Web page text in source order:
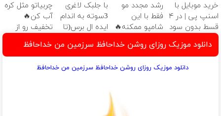
فروشگاهت رو
ثبت کن
امشب)
خرید موبایل با
اسنپ پی | در ۴
قسط بدون سود
و کارمزد!
رشد مجدد مو
فقط با این
شامپو ممکنه🔥
جام جهانی)
با جلبک لاغری
3سوته به اندام
ایده ال برس(تا
ویژه)
چربیاتو مثل کره
آب کن🔥
تخفیف رو از
دانلود موزیک روزای روشن خداحافظ سرزمین من خداحافظ
دانلود موزیک روزای روشن خداحافظ سرزمین من خداحافظ